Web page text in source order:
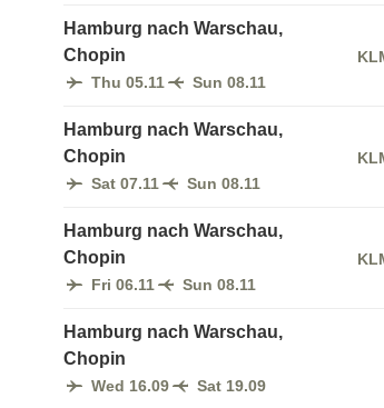
Hamburg nach Warschau,
Chopin
Thu 05.11 Sun 08.11
Hamburg nach Warschau,
Chopin
Sat 07.11 Sun 08.11
Hamburg nach Warschau,
Chopin
Fri 06.11 Sun 08.11
Hamburg nach Warschau,
Chopin
Wed 16.09 Sat 19.09